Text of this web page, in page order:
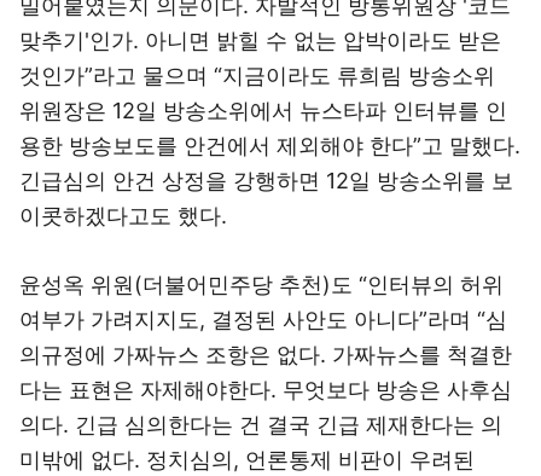
밀어붙였는지 의문이다. 자발적인 방통위원장 '코드
맞추기'인가. 아니면 밝힐 수 없는 압박이라도 받은
것인가”라고 물으며 “지금이라도 류희림 방송소위
위원장은 12일 방송소위에서 뉴스타파 인터뷰를 인
용한 방송보도를 안건에서 제외해야 한다”고 말했다.
긴급심의 안건 상정을 강행하면 12일 방송소위를 보
이콧하겠다고도 했다.
윤성옥 위원(더불어민주당 추천)도 “인터뷰의 허위
여부가 가려지지도, 결정된 사안도 아니다”라며 “심
의규정에 가짜뉴스 조항은 없다. 가짜뉴스를 척결한
다는 표현은 자제해야한다. 무엇보다 방송은 사후심
의다. 긴급 심의한다는 건 결국 긴급 제재한다는 의
미밖에 없다. 정치심의, 언론통제 비판이 우려된